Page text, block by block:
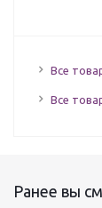
Все
Все
Ранее вы